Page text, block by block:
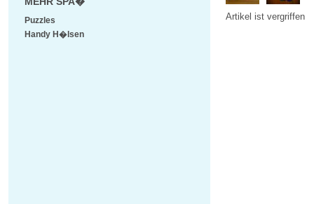
Artikel ist vergriffen
Puzzles
Handy H�lsen